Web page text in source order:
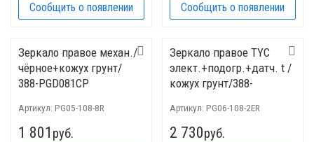
Сообщить о появлении Сообщить о появлении
Зеркало правое механ./
чёрное+кожух грунт/
388-PGD081CP
Артикул: PG05-108-8R
1 801 руб.
Зеркало правое ТYC
элект.+подогр.+датч. t /
кожух грунт/388-
Артикул: PG06-108-2ER
2 730руб.